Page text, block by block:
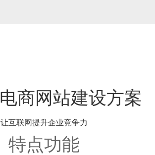
电商网站建设方案
让互联网提升企业竞争力
特点功能